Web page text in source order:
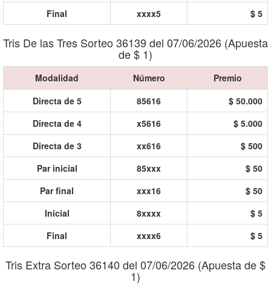
Final
xxxx5 $ 5
Tris De las Tres Sorteo 36139 del 07/06/2026 (Apuesta
de $ 1)
Modalidad Número
Premio
Directa de 5
85616
$ 50.000
Directa de 4
x5616
$ 5.000
Directa de 3
xx616
$ 500
Par inicial
85xxx
$ 50
Par final
xxx16
$ 50
Inicial
8xxxx
$ 5
Final
xxxx6 $ 5
Tris Extra Sorteo 36140 del 07/06/2026 (Apuesta de $
1)